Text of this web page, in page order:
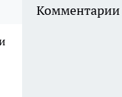
Комментарии